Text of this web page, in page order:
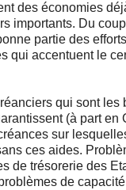
des économies
importants. Du
partie des
qui accentuent le
qui sont les
(à part en
sur
ces aides.
de trésorerie des
de